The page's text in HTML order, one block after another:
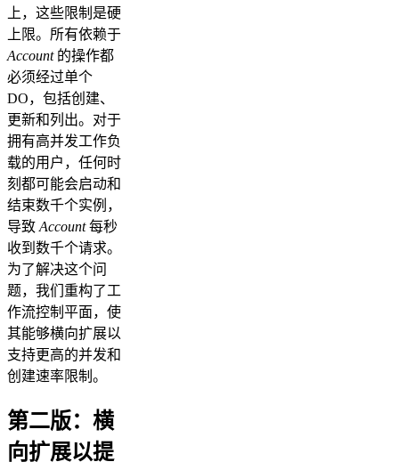
上，这些限制是硬
上限。所有依赖于
Account的操作都
必须经过单个
DO，包括创建、
更新和列出。对于
拥有高并发工作负
载的用户，任何时
刻都可能会启动和
结束数千个实例，
导致 Account每秒
收到数千个请求。
为了解决这个问
题，我们重构了工
作流控制平面，使
其能够横向扩展以
支持更高的并发和
创建速率限制。
第二版：横
向扩展以提